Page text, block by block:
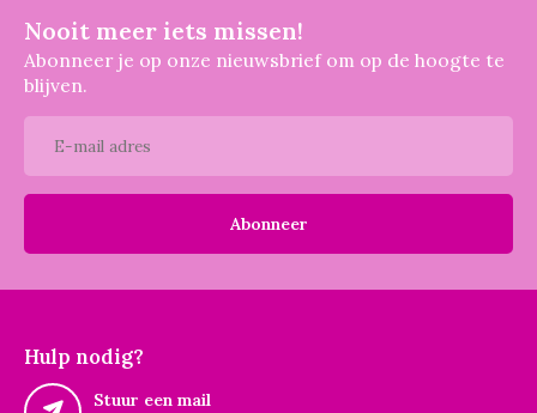
Nooit meer iets missen!
Abonneer je op onze nieuwsbrief om op de hoogte te
blijven.
Abonneer
Hulp nodig?
Stuur een mail